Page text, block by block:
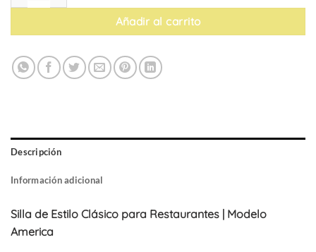
Añadir al carrito
Descripción
Información adicional
Silla de Estilo Clásico para Restaurantes | Modelo
America